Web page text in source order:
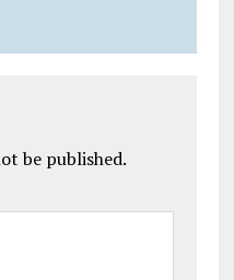
be published.